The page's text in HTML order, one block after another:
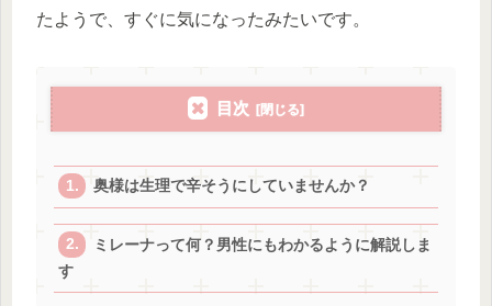
たようで、すぐに気になったみたいです。
目次
奥様は生理で辛そうにしていませんか？
ミレーナって何？男性にもわかるように解説しま
す